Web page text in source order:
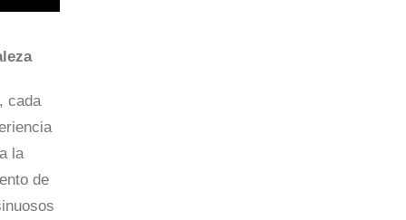
cada
la
de